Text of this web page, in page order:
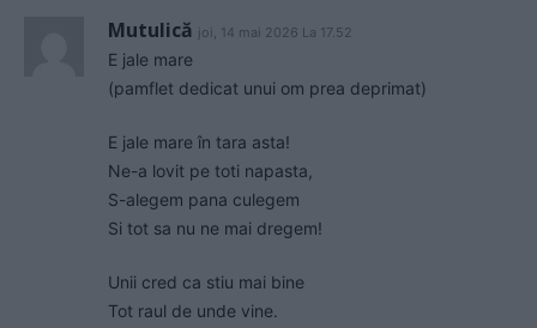
Mutulică joi, 14 mai 2026 La 17.52
E jale mare
(pamflet dedicat unui om prea deprimat)
E jale mare în tara asta!
Ne-a lovit pe toti napasta,
S-alegem pana culegem
Si tot sa nu ne mai dregem!
Unii cred ca stiu mai bine
Tot raul de unde vine.